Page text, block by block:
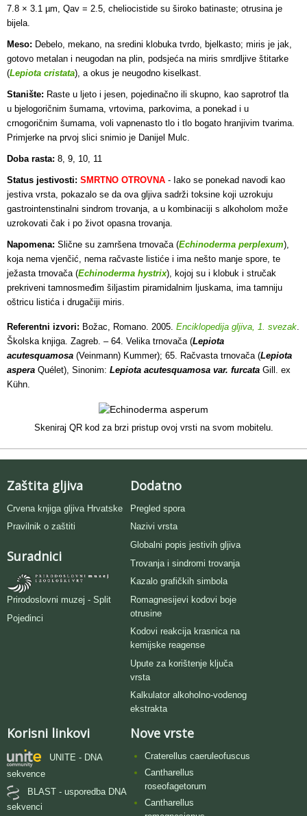
7.8 × 3.1 µm, Qav = 2.5, cheliocistide su široko batinaste; otrusina je
bijela.
Meso: Debelo, mekano, na sredini klobuka tvrdo, bjelkasto; miris je jak,
gotovo metalan i neugodan na plin, podsjeća na miris smrdljive štitarke
(Lepiota cristata), a okus je neugodno kiselkast.
Stanište: Raste u ljeto i jesen, pojedinačno ili skupno, kao saprotrof tla
u bjelogoričnim šumama, vrtovima, parkovima, a ponekad i u
crnogoričnim šumama, voli vapnenasto tlo i tlo bogato hranjivim tvarima.
Primjerke na prvoj slici snimio je Danijel Mulc.
Doba rasta: 8, 9, 10, 11
Status jestivosti: SMRTNO OTROVNA - Iako se ponekad navodi kao
jestiva vrsta, pokazalo se da ova gljiva sadrži toksine koji uzrokuju
gastrointenstinalni sindrom trovanja, a u kombinaciji s alkoholom može
uzrokovati čak i po život opasna trovanja.
Napomena: Slične su zamršena trnovača (Echinoderma perplexum),
koja nema vjenčić, nema račvaste listiće i ima nešto manje spore, te
ježasta trnovača (Echinoderma hystrix), kojoj su i klobuk i stručak
prekriveni tamnosmeđim šiljastim piramidalnim ljuskama, ima tamniju
oštricu listića i drugačiji miris.
Referentni izvori: Božac, Romano. 2005. Enciklopedija gljiva, 1. svezak.
Školska knjiga. Zagreb. – 64. Velika trnovača (Lepiota
acutesquamosa (Veinmann) Kummer); 65. Račvasta trnovača (Lepiota
aspera Quélet), Sinonim: Lepiota acutesquamosa var. furcata Gill. ex
Kühn.
Skeniraj QR kod za brzi pristup ovoj vrsti na svom mobitelu.
Zaštita gljiva
Crvena knjiga gljiva Hrvatske
Pravilnik o zaštiti
Suradnici
Prirodoslovni muzej - Split
Pojedinci
Dodatno
Pregled spora
Nazivi vrsta
Globalni popis jestivih gljiva
Trovanja i sindromi trovanja
Kazalo grafičkih simbola
Romagnesijevi kodovi boje
otrusine
Kodovi reakcija krasnica na
kemijske reagense
Upute za korištenje ključa
vrsta
Kalkulator alkoholno-vodenog
ekstrakta
Korisni linkovi
UNITE - DNA
sekvence
BLAST - usporedba DNA
sekvenci
Nove vrste
Craterellus caeruleofuscus
Cantharellus
roseofagetorum
Cantharellus